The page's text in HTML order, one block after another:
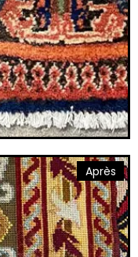
Après